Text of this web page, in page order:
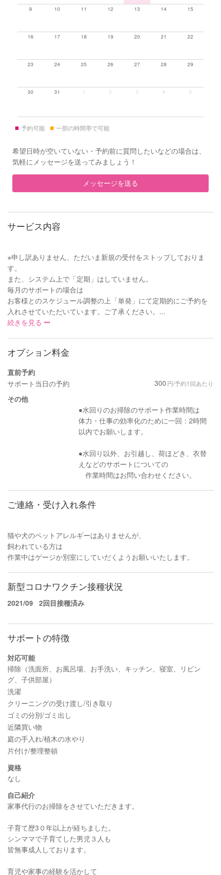
9 10 11 12 13 14 15
16 17 18 19 20 21 22
23 24 25 26 27 28 29
30 31 1 2 3 4 5
■ 予約可能 ■ 一部の時間帯で可能
希望日時が空いていない・予約前に質問したいなどの場合は、
気軽にメッセージを送ってみましょう！
メッセージを送る
サービス内容
※申し訳ありません、ただいま新規の受付をストップしておりま
す。
また、システム上で「定期」はしていません。
毎月のサポートの場合は
お客様とのスケジュール調整の上「単発」にて定期的にご予約を
入れさせていただいています。ご了承ください。...
続きを見る
オプション料金
直前予約
サポート当日の予約
300 円/予約1回あたり
その他
●水回りのお掃除のサポート作業時間は
体力・仕事の効率化のために一回：2時間
以内でお願いします。
●水回り以外、お引越し、荷ほどき、衣替
えなどのサポートについての
作業時間はお問い合わせください。
ご連絡・受け入れ条件
猫や犬のペットアレルギーはありませんが、
飼われている方は
作業中はゲージか別室にしていだくようお願いいたします。
新型コロナワクチン接種状況
2021/09 2回目接種済み
サポートの特徴
対応可能
掃除（洗面所、お風呂場、お手洗い、キッチン、寝室、リビン
グ、子供部屋）
洗濯
クリーニングの受け渡し/引き取り
ゴミの分別/ゴミ出し
近隣買い物
庭の手入れ/植木の水やり
片付け/整理整頓
資格
なし
自己紹介
家事代行のお掃除をさせていただきます。
子育て歴3０年以上が経ちました。
シンママで子育てした男児３人も
皆無事成人しております。
育児や家事の経験を活かして